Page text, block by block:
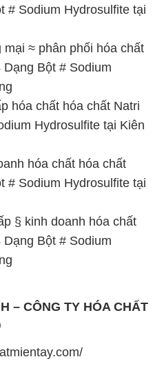
# Sodium Hydrosulfite tại
≈ phân phối hóa chất
Bột # Sodium
hóa chất hóa chất Natri
Hydrosulfite tại Kiên
hóa chất hóa chất
# Sodium Hydrosulfite tại
§ kinh doanh hóa chất
Bột # Sodium
– CÔNG TY HÓA CHẤT